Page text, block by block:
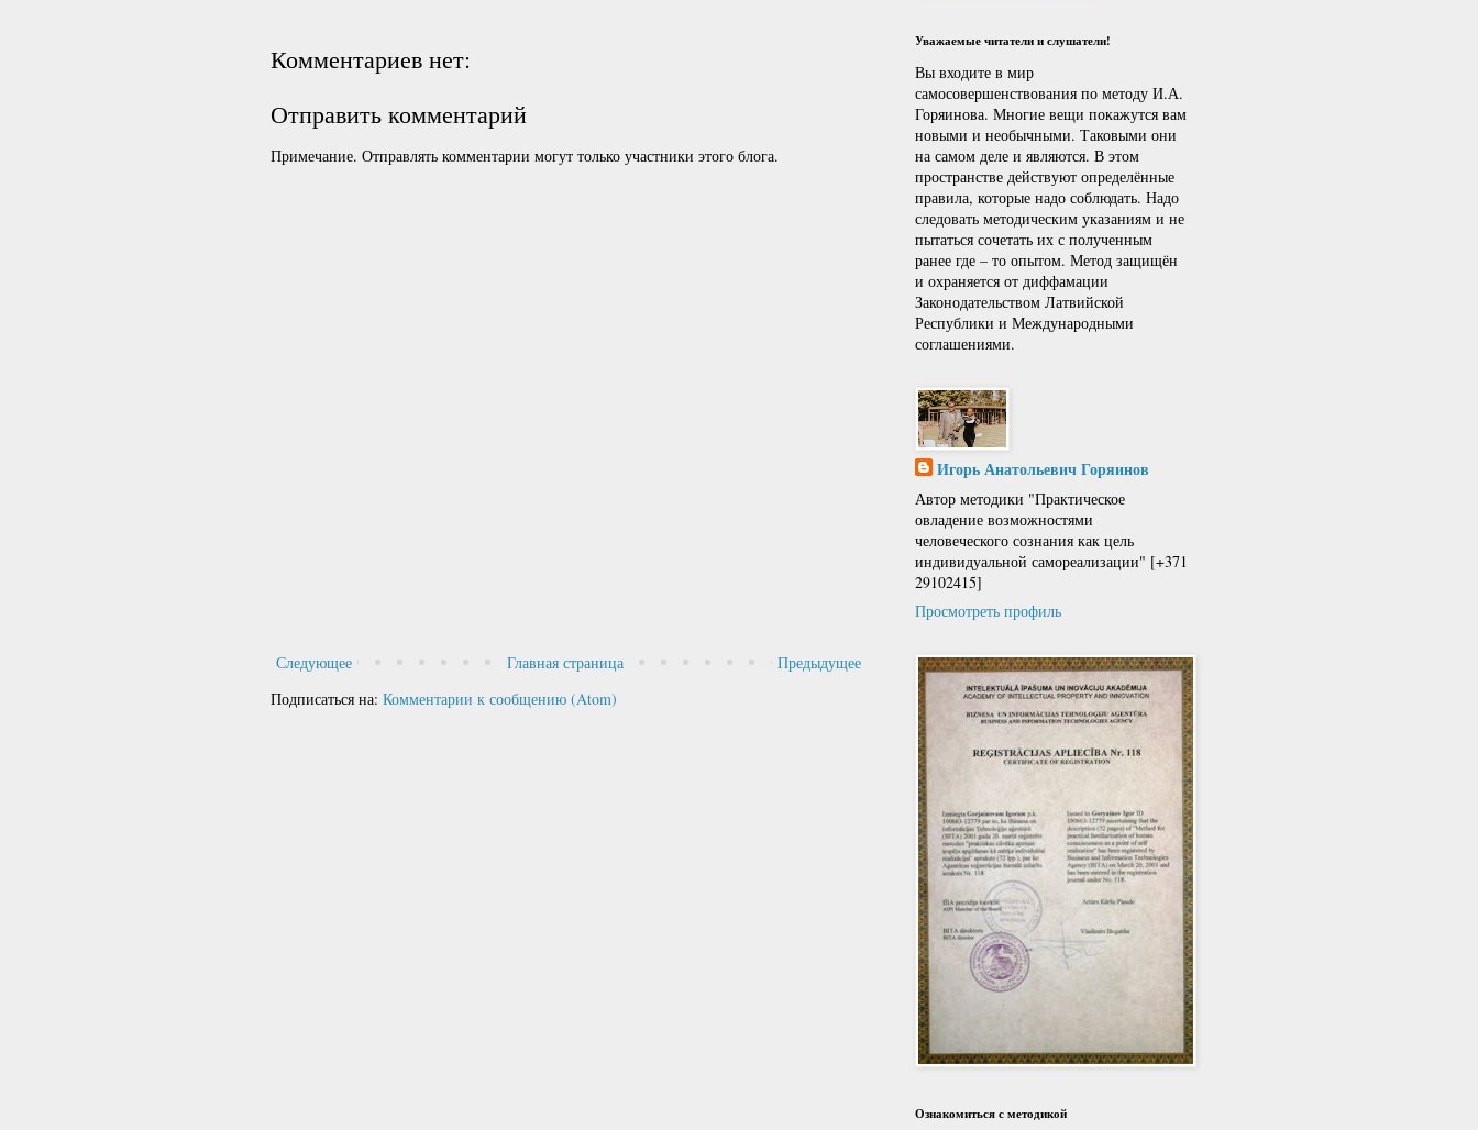
Комментариев нет:
Отправить комментарий
Примечание. Отправлять комментарии могут только участники этого блога.
Следующее Предыдущее
Главная страница
Подписаться на: Комментарии к сообщению (Atom)
Уважаемые читатели и слушатели!
Вы входите в мир
самосовершенствования по методу И.А.
Горяинова. Многие вещи покажутся вам
новыми и необычными. Таковыми они
на самом деле и являются. В этом
пространстве действуют определённые
правила, которые надо соблюдать. Надо
следовать методическим указаниям и не
пытаться сочетать их с полученным
ранее где – то опытом. Метод защищён
и охраняется от диффамации
Законодательством Латвийской
Республики и Международными
соглашениями.
Игорь Анатольевич Горяинов
Автор методики "Практическое
овладение возможностями
человеческого сознания как цель
индивидуальной самореализации" [+371
29102415]
Просмотреть профиль
Ознакомиться с методикой